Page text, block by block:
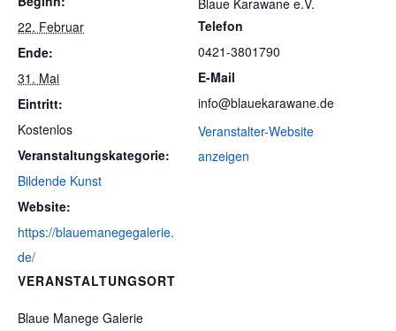
22. Februar
Ende:
31. Mai
Eintritt:
Kostenlos
Veranstaltungskategorie:
Bildende Kunst
Website:
https://blauemanegegalerie.
de/
VERANSTALTUNGSORT
Blaue Manege Galerie
Telefon
0421-3801790
E-Mail
info@blauekarawane.de
Veranstalter-Website
anzeigen